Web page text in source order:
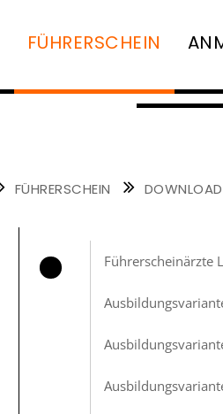
FÜHRERSCHEIN
FÜHRERSCHEIN
Führerscheinärzte